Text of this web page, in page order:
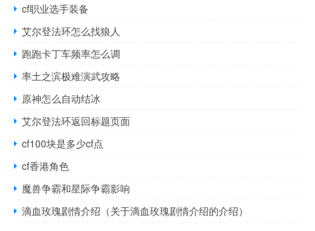
cf职业选手装备
艾尔登法环怎么找狼人
跑跑卡丁车频率怎么调
率土之滨极难演武攻略
原神怎么自动结冰
艾尔登法环返回标题页面
cf100块是多少cf点
cf香港角色
魔兽争霸和星际争霸影响
滴血玫瑰剧情介绍（关于滴血玫瑰剧情介绍的介绍）